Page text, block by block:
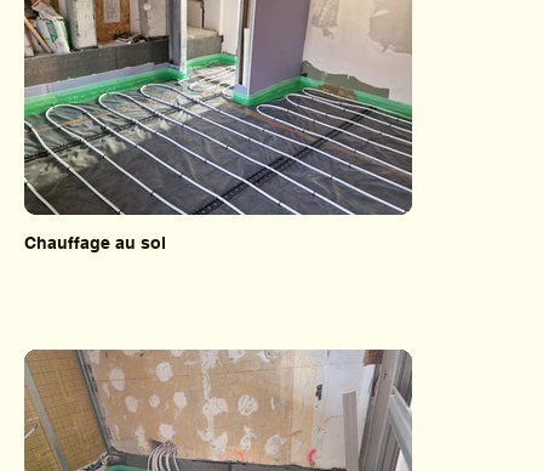
Chauffage au sol